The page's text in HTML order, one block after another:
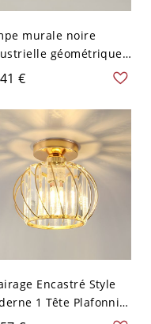
murale noire
géométrique
avec 1 lumière -
V-120 V Lanterne
€
Encastré Style
1 Tête Plafonnier
Abat-Jour en